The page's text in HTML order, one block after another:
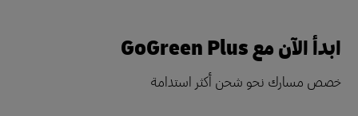
ابدأ الآن مع GoGreen Plus
خصص مسارك نحو شحن أكثر استدامة